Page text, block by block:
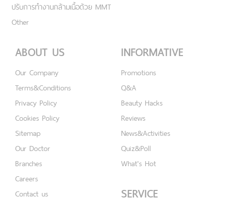
ปรับการทำงานกล้ามเนื้อด้วย MMT
Other
ABOUT US
Our Company
Terms&Conditions
Privacy Policy
Cookies Policy
Sitemap
Our Doctor
Branches
Careers
Contact us
INFORMATIVE
Promotions
Q&A
Beauty Hacks
Reviews
News&Activities
Quiz&Poll
What's Hot
SERVICE